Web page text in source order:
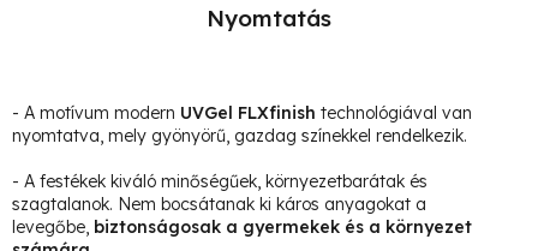
Nyomtatás
- A motívum modern UVGel FLXfinish technológiával van
nyomtatva, mely gyönyörű, gazdag színekkel rendelkezik.
- A festékek kiváló minőségűek, környezetbarátak és
szagtalanok. Nem bocsátanak ki káros anyagokat a
levegőbe, biztonságosak a gyermekek és a környezet